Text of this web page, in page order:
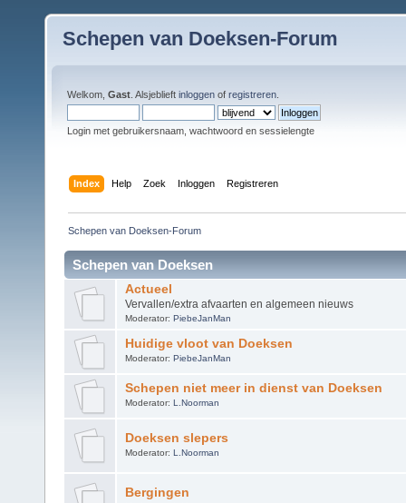
Schepen van Doeksen-Forum
Welkom, Gast . Alsjeblieft inloggen of registreren
Login met gebruikersnaam, wachtwoord en sessielengte
Index Help Zoek Inloggen Registreren
Schepen van Doeksen-Forum
Schepen van Doeksen
Actueel
Vervallen/extra afvaarten en algemeen nieuws
Moderator: PiebeJanMan
Huidige vloot van Doeksen
Moderator: PiebeJanMan
Schepen niet meer in dienst van Doeksen
Moderator: L.Noorman
Doeksen slepers
Moderator: L.Noorman
Bergingen